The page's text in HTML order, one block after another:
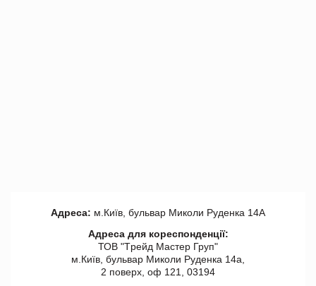
Адреса: м.Київ, бульвар Миколи Руденка 14А
Адреса для кореспонденції:
ТОВ "Tрейд Мастер Груп"
м.Київ, бульвар Миколи Руденка 14а,
2 поверх, оф 121, 03194